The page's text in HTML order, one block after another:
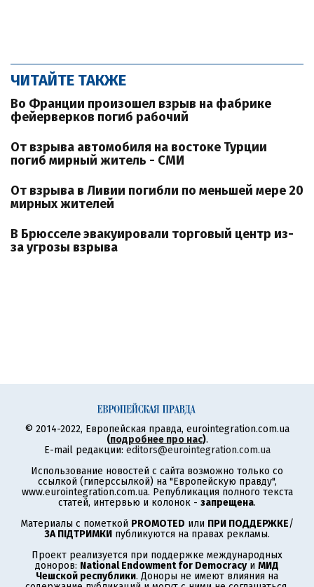
ЧИТАЙТЕ ТАКЖЕ
Во Франции произошел взрыв на фабрике
фейерверков погиб рабочий
От взрыва автомобиля на востоке Турции
погиб мирный житель - СМИ
От взрыва в Ливии погибли по меньшей мере 20
мирных жителей
В Брюсселе эвакуировали торговый центр из-
за угрозы взрыва
© 2014-2022, Европейская правда, eurointegration.com.ua
(подробнее про нас).
E-mail редакции: editors@eurointegration.com.ua
Использование новостей с сайта возможно только со
ссылкой (гиперссылкой) на "Европейскую правду",
www.eurointegration.com.ua. Републикация полного текста
статей, интервью и колонок - запрещена.
Материалы с пометкой PROMOTED или ПРИ ПОДДЕРЖКЕ/
ЗА ПІДТРИМКИ публикуются на правах рекламы.
Проект реализуется при поддержке международных
доноров: National Endowment for Democracyи МИД
Чешской республики. Доноры не имеют влияния на